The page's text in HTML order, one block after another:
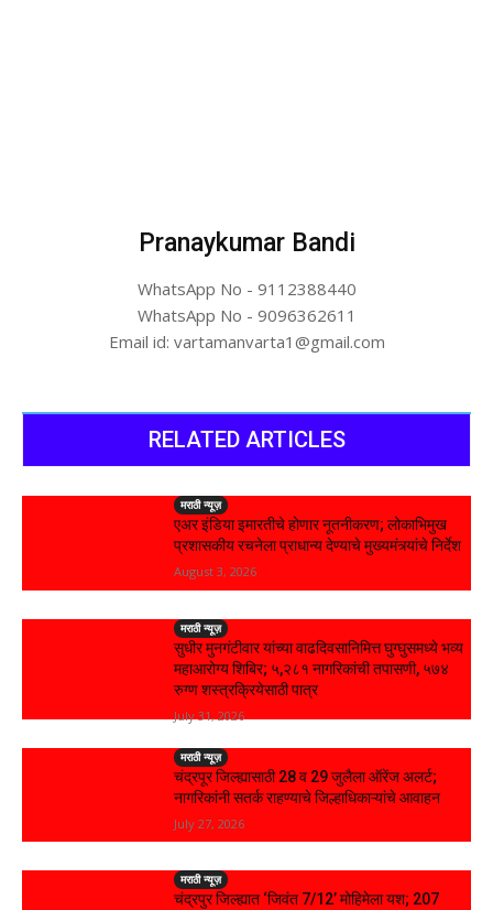
Pranaykumar Bandi
WhatsApp No - 9112388440
WhatsApp No - 9096362611
Email id: vartamanvarta1@gmail.com
RELATED ARTICLES
मराठी न्यूज़
एअर इंडिया इमारतीचे होणार नूतनीकरण; लोकाभिमुख
प्रशासकीय रचनेला प्राधान्य देण्याचे मुख्यमंत्र्यांचे निर्देश
August 3, 2026
मराठी न्यूज़
सुधीर मुनगंटीवार यांच्या वाढदिवसानिमित्त घुग्घुसमध्ये भव्य
महाआरोग्य शिबिर; ५,२८१ नागरिकांची तपासणी, ५७४
रुग्ण शस्त्रक्रियेसाठी पात्र
July 31, 2026
मराठी न्यूज़
चंद्रपूर जिल्ह्यासाठी 28 व 29 जुलैला ऑरेंज अलर्ट;
नागरिकांनी सतर्क राहण्याचे जिल्हाधिकाऱ्यांचे आवाहन
July 27, 2026
मराठी न्यूज़
चंद्रपुर जिल्ह्यात ‘जिवंत 7/12’ मोहिमेला यश; 207